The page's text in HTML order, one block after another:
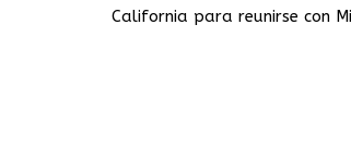
California para reunirse con